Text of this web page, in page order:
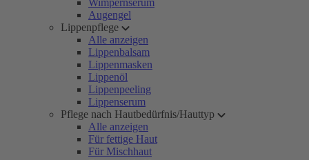
Wimpernserum
Augengel
Lippenpflege
Alle anzeigen
Lippenbalsam
Lippenmasken
Lippenöl
Lippenpeeling
Lippenserum
Pflege nach Hautbedürfnis/Hauttyp
Alle anzeigen
Für fettige Haut
Für Mischhaut